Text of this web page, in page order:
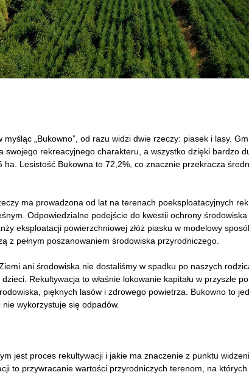
„Bukowno”, od razu widzi dwie rzeczy: piasek i lasy.
swojego rekreacyjnego charakteru, a wszystko dzięki bardzo
ha. Lesistość Bukowna to 72,2%, co znacznie przekracza
ma prowadzona od lat na terenach poeksploatacyjnych
Odpowiedzialne podejście do kwestii ochrony środowiska
eksploatacji powierzchniowej złóż piasku w modelowy
z pełnym poszanowaniem środowiska przyrodniczego.
ani środowiska nie dostaliśmy w spadku po naszych
dzieci. Rekultywacja to właśnie lokowanie kapitału w przyszłe
pięknych lasów i zdrowego powietrza. Bukowno to
wykorzystuje się odpadów.
jest proces rekultywacji i jakie ma znaczenie z punktu
to przywracanie wartości przyrodniczych terenom, na których